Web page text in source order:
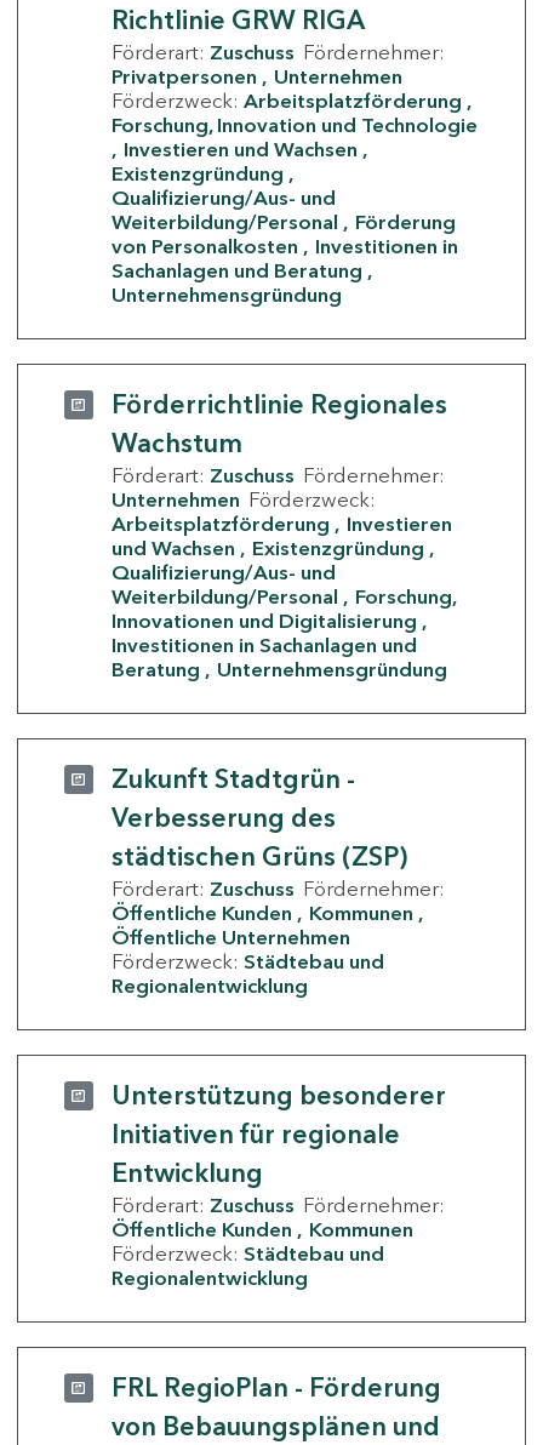
Richtlinie GRW RIGA
Förderart: Zuschuss Fördernehmer:
Privatpersonen
Unternehmen
Förderzweck: Arbeitsplatzförderung
Forschung, Innovation und Technologie
Investieren und Wachsen
Existenzgründung
Qualifizierung/Aus- und
Weiterbildung/Personal
Förderung
von Personalkosten
Investitionen in
Sachanlagen und Beratung
Unternehmensgründung
Förderrichtlinie Regionales
Wachstum
Förderart: Zuschuss Fördernehmer:
Unternehmen Förderzweck:
Arbeitsplatzförderung
Investieren
und Wachsen
Existenzgründung
Qualifizierung/Aus- und
Weiterbildung/Personal
Forschung,
Innovationen und Digitalisierung
Investitionen in Sachanlagen und
Beratung
Unternehmensgründung
Zukunft Stadtgrün -
Verbesserung des
städtischen Grüns (ZSP)
Förderart: Zuschuss Fördernehmer:
Öffentliche Kunden
Kommunen
Öffentliche Unternehmen
Förderzweck: Städtebau und
Regionalentwicklung
Unterstützung besonderer
Initiativen für regionale
Entwicklung
Förderart: Zuschuss Fördernehmer:
Öffentliche Kunden
Kommunen
Förderzweck: Städtebau und
Regionalentwicklung
FRL RegioPlan - Förderung
von Bebauungsplänen und